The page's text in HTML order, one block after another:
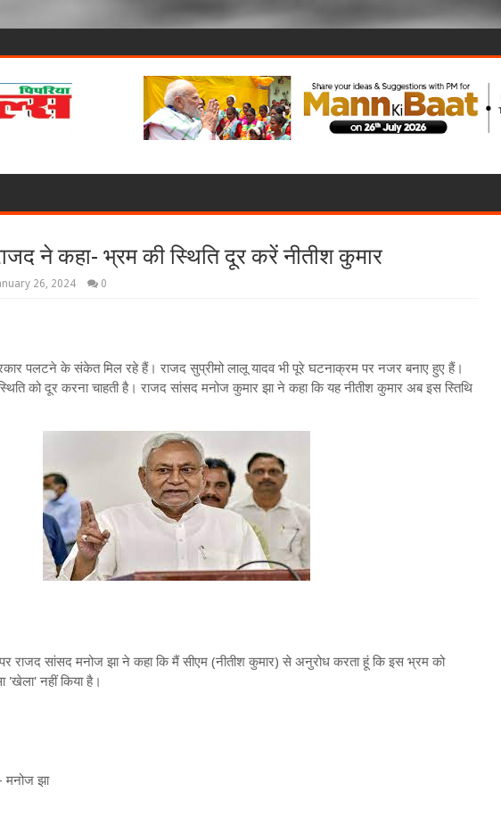
ने कहा- भ्रम की स्थिति दूर करें नीतीश कुमार
26, 2024 0
पलटने के संकेत मिल रहे हैं। राजद सुप्रीमो लालू यादव भी पूरे घटनाक्रम पर नजर बनाए हुए हैं।
को दूर करना चाहती है। राजद सांसद मनोज कुमार झा ने कहा कि यह नीतीश कुमार अब इस स्तिथि
पर राजद सांसद मनोज झा ने कहा कि मैं सीएम (नीतीश कुमार) से अनुरोध करता हूं कि इस भ्रम को
नहीं किया है।
मनोज झा